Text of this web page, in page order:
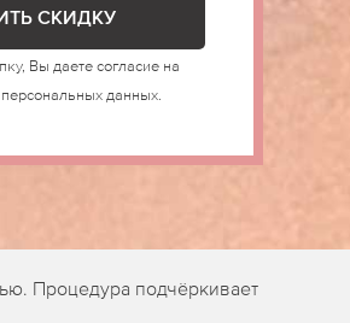
Вы даете согласие на
данных.
Процедура подчёркивает